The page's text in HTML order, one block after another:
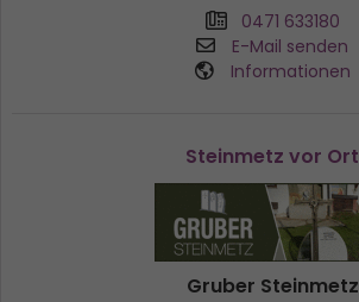
0471 633180
E-Mail senden
Informationen
Steinmetz vor Ort
Gruber Steinmetz